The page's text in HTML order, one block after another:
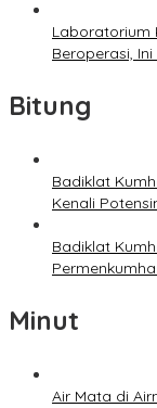
Laboratorium
Beroperasi,
Bitung
Badiklat
Kenali
Badiklat
Minut
Air Mata di